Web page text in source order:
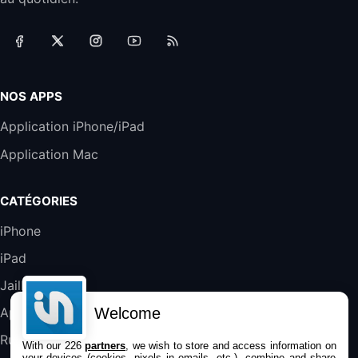
19,9€23,99€Amazon
Galaxy S25 FE 6,7\" 5G Nano SIM 128 Go
Blanc
45,98€
NOS APPS
Application iPhone/iPad
Application Mac
CATÉGORIES
iPhone
iPad
Jailbreak
Applications
Rumeurs
Welcome
With our 226partners , we wish to store and access information on